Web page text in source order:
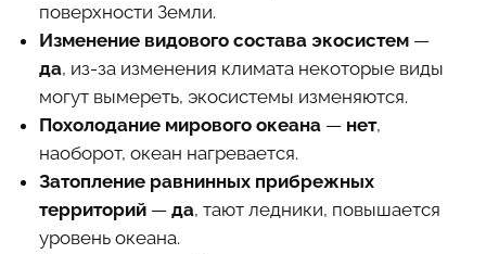
поверхности Земли.
Изменение видового состава экосистем—
да, из-за изменения климата некоторые виды
могут вымереть, экосистемы изменяются.
Похолодание мирового океана— нет,
наоборот, океан нагревается.
Затопление равнинных прибрежных
территорий— да, тают ледники, повышается
уровень океана.